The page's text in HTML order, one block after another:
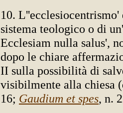
10.
sistema teologico o di
Ecclesiam nulla salus',
dopo le chiare
II sulla possibilità di
visibilmente alla chiesa
16; Gaudium et spes, n.